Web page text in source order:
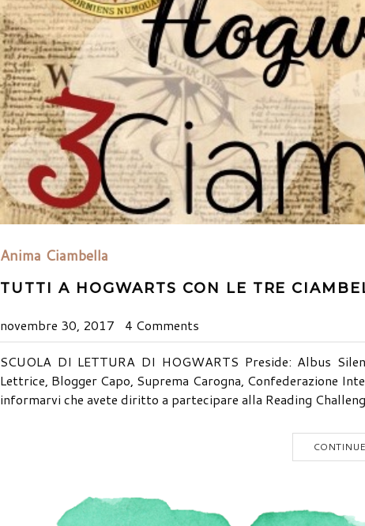
Anima Ciambella
TUTTI A HOGWARTS CON LE TRE
novembre 30, 2017
4 Comments
SCUOLA DI LETTURA DI HOGWARTS Preside: Albus
Lettrice, Blogger Capo, Suprema Carogna, Confederazione
informarvi che avete diritto a partecipare alla Reading